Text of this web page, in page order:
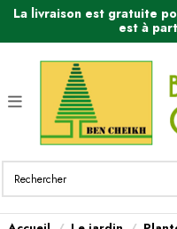
La livraison est gratuite
est à